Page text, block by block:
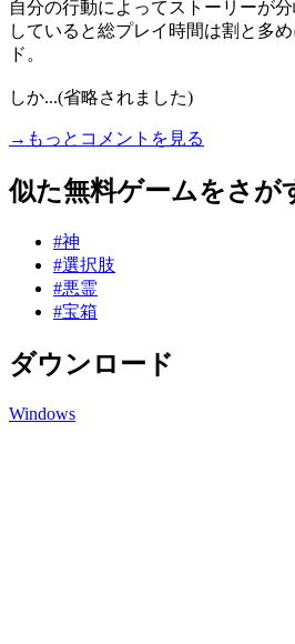
自分の行動によってストーリーが
していると総プレイ時間は割と多
ド。
しか...(省略されました)
→もっとコメントを見る
似た無料ゲームをさが
#神
#選択肢
#悪霊
#宝箱
ダウンロード
Windows